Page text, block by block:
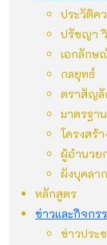
ประวัติค
ปรัชญา
เอกลักษ
กลยุทธ์
ตราสัญลั
มาตรฐา
โครงสร้
ผู้อำนวย
ผังบุคลา
หลักสูตร
ข่าวและกิจกร
ข่าวประ